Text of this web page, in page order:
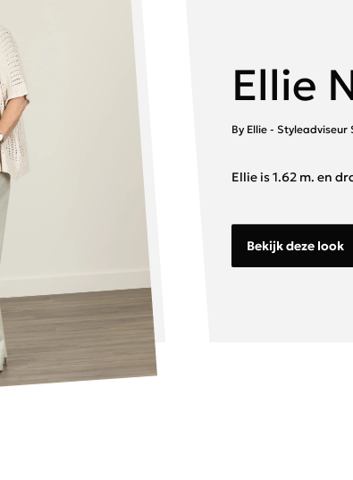
Ellie
By Ellie - Styleadviseur
Ellie is 1.62 m. en
Bekijk deze look